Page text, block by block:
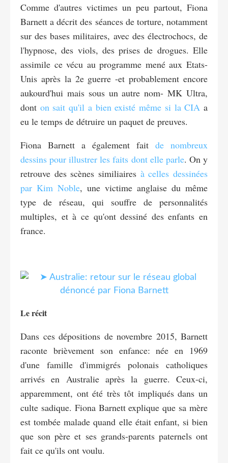
Comme d'autres victimes un peu partout, Fiona
Barnett a décrit des séances de torture, notamment
sur des bases militaires, avec des électrochocs, de
l'hypnose, des viols, des prises de drogues. Elle
assimile ce vécu au programme mené aux Etats-
Unis après la 2e guerre -et probablement encore
aukourd'hui mais sous un autre nom- MK Ultra,
dont on sait qu'il a bien existé même si la CIA a
eu le temps de détruire un paquet de preuves.
Fiona Barnett a également fait de nombreux
dessins pour illustrer les faits dont elle parle. On y
retrouve des scènes similiaires à celles dessinées
par Kim Noble, une victime anglaise du même
type de réseau, qui souffre de personnalités
multiples, et à ce qu'ont dessiné des enfants en
france.
Le récit
Dans ces dépositions de novembre 2015, Barnett
raconte brièvement son enfance: née en 1969
d'une famille d'immigrés polonais catholiques
arrivés en Australie après la guerre. Ceux-ci,
apparemment, ont été très tôt impliqués dans un
culte sadique. Fiona Barnett explique que sa mère
est tombée malade quand elle était enfant, si bien
que son père et ses grands-parents paternels ont
fait ce qu'ils ont voulu.